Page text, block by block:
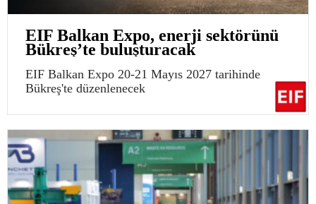
EIF Balkan Expo, enerji sektörünü
Bükreş’te buluşturacak
EIF Balkan Expo 20-21 Mayıs 2027 tarihinde
Bükreş'te düzenlenecek